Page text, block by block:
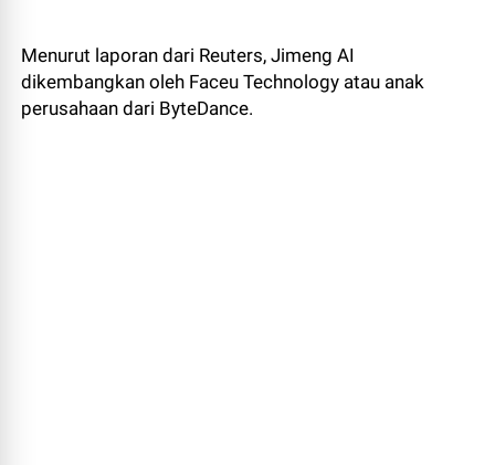
Menurut laporan dari Reuters, Jimeng AI
dikembangkan oleh Faceu Technology atau anak
perusahaan dari ByteDance.